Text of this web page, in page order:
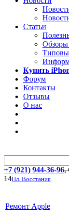
Статьи
Купить
Форум
Контакты
Отзывы
О нас
+7 (921) 944-36-96,
14Пл. Восстания
Ремонт Apple